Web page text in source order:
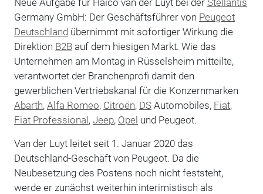
Germany GmbH: Der Geschäftsführer von Peugeot
Deutschland übernimmt mit sofortiger Wirkung die
Direktion B2Bauf dem hiesigen Markt. Wie das
Unternehmen am Montag in Rüsselsheim mitteilte,
verantwortet der Branchenprofi damit den
gewerblichen Vertriebskanal für die Konzernmarken
Abarth, Alfa Romeo, Citroën, DSAutomobiles, Fiat,
Fiat Professional, Jeep, Opel und Peugeot.
Van der Luyt leitet seit 1. Januar 2020 das
Deutschland-Geschäft von Peugeot. Da die
Neubesetzung des Postens noch nicht feststeht,
werde er zunächst weiterhin interimistisch als